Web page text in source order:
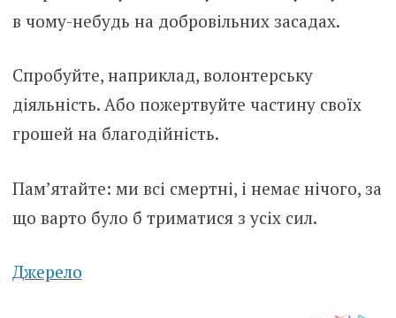
в чому-небудь на добровільних засадах.
Спробуйте, наприклад, волонтерську
діяльність. Або пожертвуйте частину своїх
грошей на благодійність.
Пам’ятайте: ми всі смертні, і немає нічого, за
що варто було б триматися з усіх сил.
Джерело